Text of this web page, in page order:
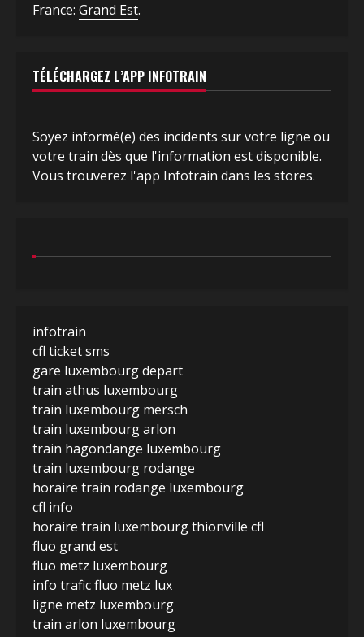
France: Grand Est.
TÉLÉCHARGEZ L’APP INFOTRAIN
Soyez informé(e) des incidents sur votre ligne ou
votre train dès que l'information est disponible.
Vous trouverez l'app Infotrain dans les stores.
infotrain
cfl ticket sms
gare luxembourg depart
train athus luxembourg
train luxembourg mersch
train luxembourg arlon
train hagondange luxembourg
train luxembourg rodange
horaire train rodange luxembourg
cfl info
horaire train luxembourg thionville cfl
fluo grand est
fluo metz luxembourg
info trafic fluo metz lux
ligne metz luxembourg
train arlon luxembourg